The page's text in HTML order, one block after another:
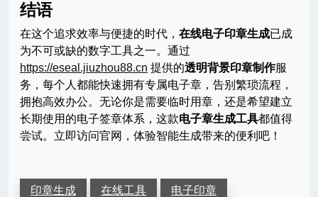
结语
在这个追求效率与便捷的时代， 在线电子印章生成已成
为不可或缺的数字工具之一。通过
https://eseal.jiuzhou88.cn 提供的透明背景印章制作服
务，每个人都能快速拥有专属电子章，告别繁琐流程，
拥抱高效办公。无论你是需要临时用章，还是希望建立
长期使用的电子签章体系，这款电子章生成工具都值得
尝试。立即访问官网，体验智能生成带来的便利吧！
印章生成 在线工具 电子印章